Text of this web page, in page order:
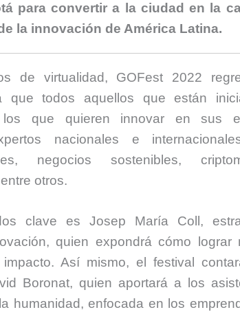
para convertir a la ciudad en la
la innovación de América Latina.
de virtualidad, GOFest 2022
que todos aquellos que están
los que quieren innovar en sus
nacionales e
negocios sostenibles,
otros.
clave es Josep María Coll,
quien expondrá cómo lograr
Así mismo, el festival
Boronat, quien aportará a los
humanidad, enfocada en los